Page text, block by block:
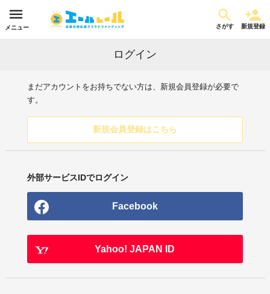
メニュー さがす 新規登録
ログイン
まだアカウントをお持ちでない方は、新規会員登録が必要で
す。
新規会員登録はこちら
外部サービスIDでログイン
Facebook
Yahoo! JAPAN ID